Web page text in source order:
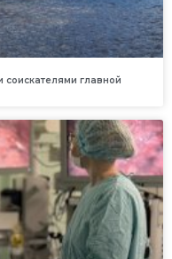
соискателями главной